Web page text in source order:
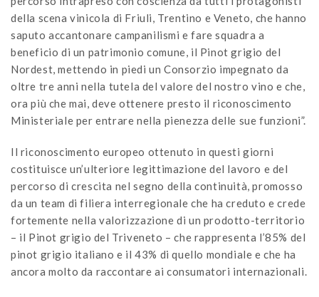
della scena vinicola di Friuli, Trentino e Veneto, che hanno
saputo accantonare campanilismi e fare squadra a
beneficio di un patrimonio comune, il Pinot grigio del
Nordest, mettendo in piedi un Consorzio impegnato da
oltre tre anni nella tutela del valore del nostro vino e che,
ora più che mai, deve ottenere presto il riconoscimento
Ministeriale per entrare nella pienezza delle sue funzioni”.
Il riconoscimento europeo ottenuto in questi giorni
costituisce un’ulteriore legittimazione del lavoro e del
percorso di crescita nel segno della continuità, promosso
da un team di filiera interregionale che ha creduto e crede
fortemente nella valorizzazione di un prodotto-territorio
– il Pinot grigio del Triveneto – che rappresenta l’85% del
pinot grigio italiano e il 43% di quello mondiale e che ha
ancora molto da raccontare ai consumatori internazionali.